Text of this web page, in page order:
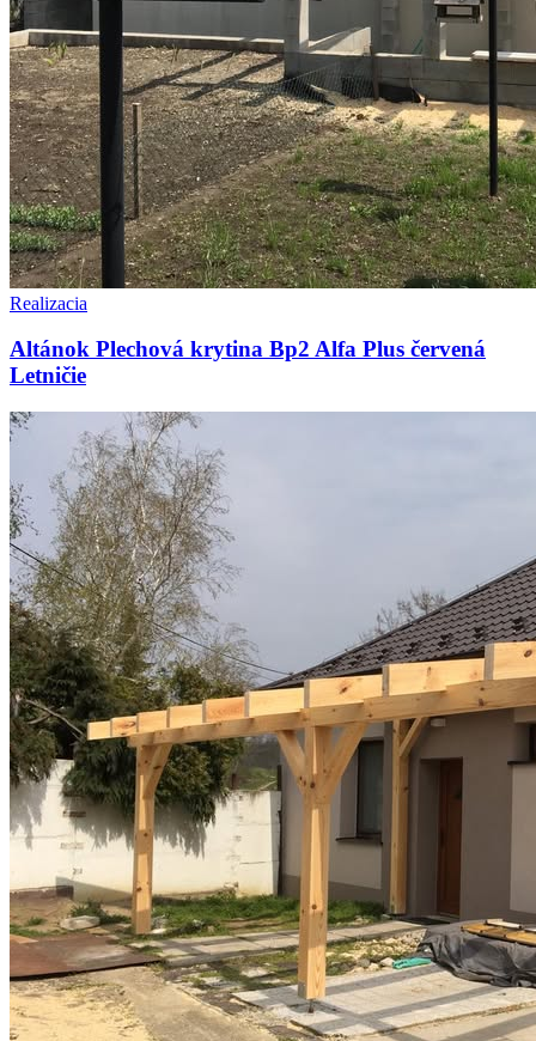
Realizacia
Altánok Plechová krytina Bp2 Alfa Plus červená
Letničie